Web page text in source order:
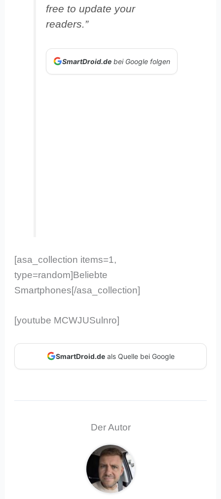
free to update your
readers.”
SmartDroid.debei Google folgen
[asa_collection items=1,
type=random]Beliebte
Smartphones[/asa_collection]
[youtube MCWJUSulnro]
SmartDroid.deals Quelle bei Google
Der Autor